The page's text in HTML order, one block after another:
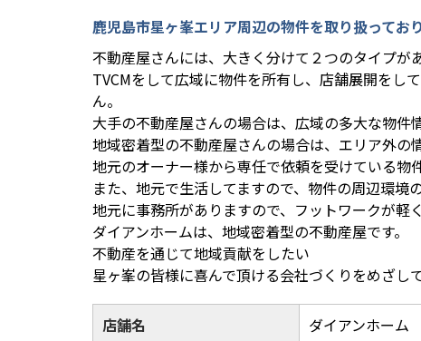
鹿児島市星ヶ峯エリア周辺の物件を取り扱っており
不動産屋さんには、大きく分けて２つのタイプが
TVCMをして広域に物件を所有し、店舗展開をし
ん。
大手の不動産屋さんの場合は、広域の多大な物件
地域密着型の不動産屋さんの場合は、エリア外の
地元のオーナー様から専任で依頼を受けている物
また、地元で生活してますので、物件の周辺環境
地元に事務所がありますので、フットワークが軽
ダイアンホームは、地域密着型の不動産屋です。
不動産を通じて地域貢献をしたい
星ヶ峯の皆様に喜んで頂ける会社づくりをめざし
店舗名
ダイアンホー